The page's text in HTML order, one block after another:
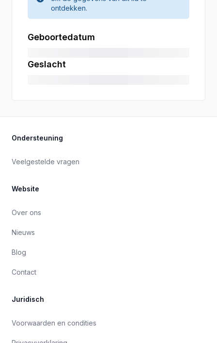
ontdekken.
Geboortedatum
Geslacht
Ondersteuning
Veelgestelde vragen
Website
Over ons
Nieuws
Blog
Contact
Juridisch
Voorwaarden en condities